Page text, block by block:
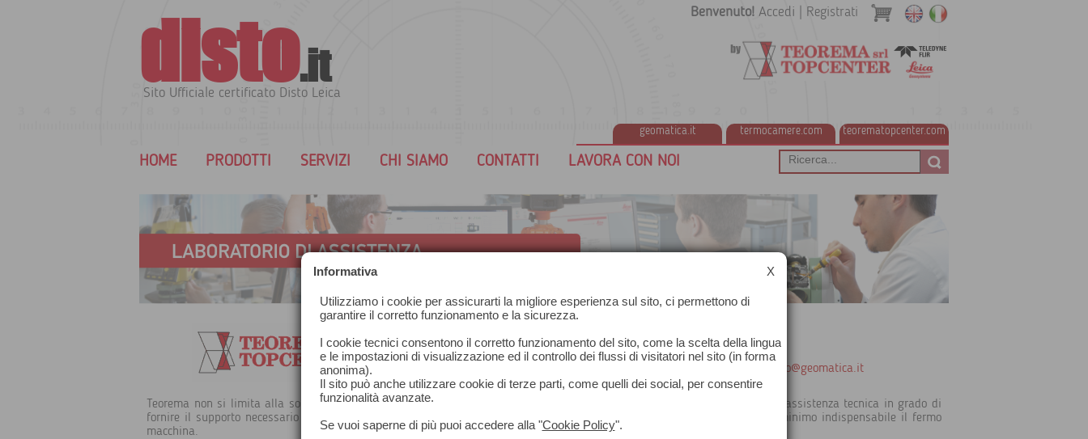
disto.it
Sito Ufficiale certificato Disto Leica
geomatica.it termocamere.com teorematopcenter.com
Benvenuto! Accedi Registrati
HOME PRODOTTI SERVIZI CHI SIAMO CONTATTI LAVORA CON NOI
laboratorio@geomatica.it
Teorema non si limita alla sola vendita del prodotto, ma segue continuamente la propria clientela offrendo un servizio di assistenza tecnica in grado di
fornire il supporto necessario per risolvere ogni situazione di emergenza dalla consulenza alla riparazione riducendo al minimo indispensabile il fermo
macchina.
Informativa X
Utilizziamo i cookie per assicurarti la migliore esperienza sul sito, ci permettono di
garantire il corretto funzionamento e la sicurezza.
I cookie tecnici consentono il corretto funzionamento del sito, come la scelta della lingua
e le impostazioni di visualizzazione ed il controllo dei flussi di visitatori nel sito (in forma
anonima).
Il sito può anche utilizzare cookie di terze parti, come quelli dei social, per consentire
funzionalità avanzate.
Se vuoi saperne di più puoi accedere alla "Cookie Policy".